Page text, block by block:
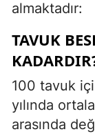
almaktadır:
TAVUK
100 tavuk
yılında
arasında